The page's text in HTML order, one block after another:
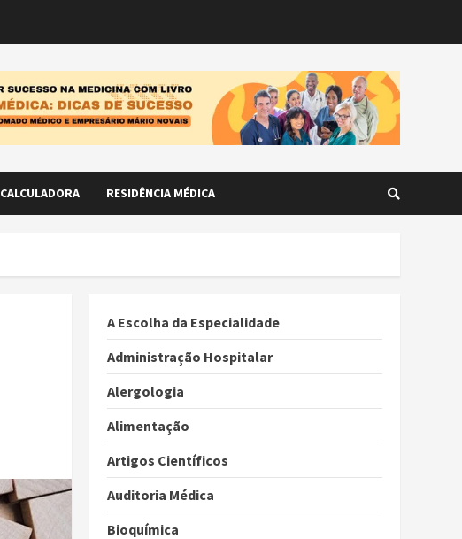
CALCULADORA RESIDÊNCIA MÉDICA
A Escolha da Especialidade
Administração Hospitalar
Alergologia
Alimentação
Artigos Científicos
Auditoria Médica
Bioquímica